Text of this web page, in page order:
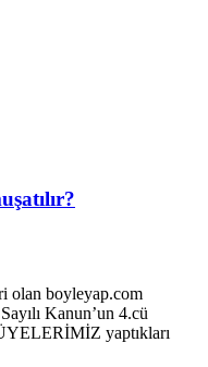
olan boyleyap.com
Kanun’un 4.cü
yaptıkları